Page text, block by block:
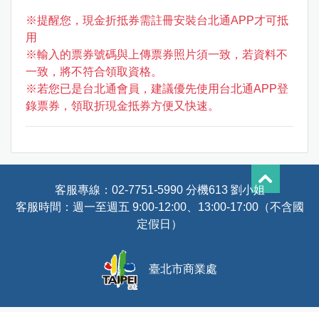
※提醒您，現金折抵券需註冊安裝台北通APP才可抵
用
※輸入的票券號碼與上傳票券照片須一致，若資料不
一致，將不符合領取資格。
※若您已是台北通會員，建議優先使用台北通APP登
錄票券，領取折現金抵券方便又快速。
客服專線： 02-7751-5990 分機613 劉小姐
客服時間：週一至週五 9:00-12:00、13:00-17:00（不含國
定假日）
臺北市商業處